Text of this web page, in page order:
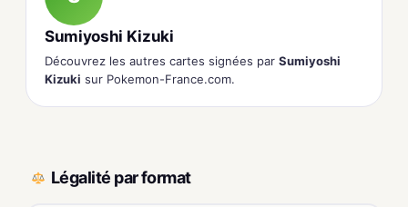
Sumiyoshi Kizuki
Découvrez les autres cartes signées par Sumiyoshi
Kizuki sur Pokemon-France.com.
Légalité par format